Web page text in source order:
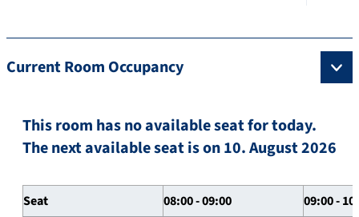
Current Room Occupancy
This room has no available seat for today.
The next available seat is on 10. August 2026
Seat 08:00 - 09:00 09:00 -